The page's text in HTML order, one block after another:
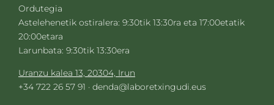
Ordutegia
Astelehenetik ostiralera: 9:30tik 13:30ra eta 17:00etatik
20:00etara
Larunbata: 9:30tik 13:30era
Uranzu kalea 13, 20304, Irun
+34 722 26 57 91 · denda@laboretxingudi.eus